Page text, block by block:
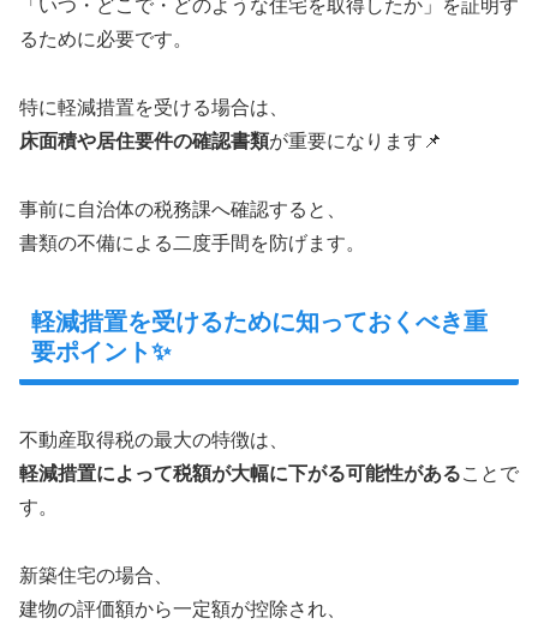
「いつ・どこで・どのような住宅を取得したか」を証明す
るために必要です。
特に軽減措置を受ける場合は、
床面積や居住要件の確認書類が重要になります📌
事前に自治体の税務課へ確認すると、
書類の不備による二度手間を防げます。
軽減措置を受けるために知っておくべき重
要ポイント✨
不動産取得税の最大の特徴は、
軽減措置によって税額が大幅に下がる可能性があることで
す。
新築住宅の場合、
建物の評価額から一定額が控除され、